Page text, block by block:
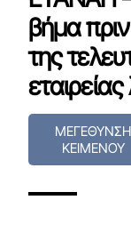
βήμα
της
ΜΕΓΕΘΥΝΣΗ
ΚΕΙΜΕΝΟΥ